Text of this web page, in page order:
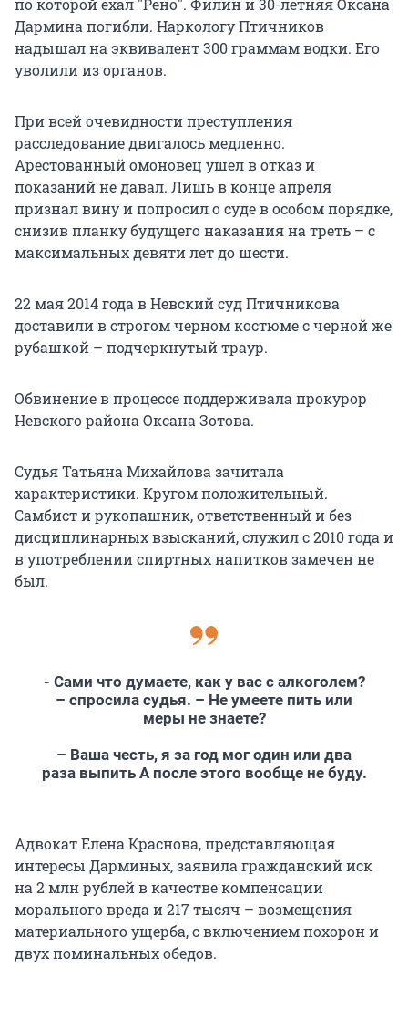
Дармина погибли. Наркологу Птичников
надышал на эквивалент 300 граммам водки. Его
уволили из органов.
При всей очевидности преступления
расследование двигалось медленно.
Арестованный омоновец ушел в отказ и
показаний не давал. Лишь в конце апреля
признал вину и попросил о суде в особом порядке,
снизив планку будущего наказания на треть – с
максимальных девяти лет до шести.
22 мая 2014 года в Невский суд Птичникова
доставили в строгом черном костюме с черной же
рубашкой – подчеркнутый траур.
Обвинение в процессе поддерживала прокурор
Невского района Оксана Зотова.
Судья Татьяна Михайлова зачитала
характеристики. Кругом положительный.
Самбист и рукопашник, ответственный и без
дисциплинарных взысканий, служил с 2010 года и
в употреблении спиртных напитков замечен не
был.
- Сами что думаете, как у вас с алкоголем?
– спросила судья. – Не умеете пить или
меры не знаете?
– Ваша честь, я за год мог один или два
раза выпить А после этого вообще не буду.
Адвокат Елена Краснова, представляющая
интересы Дарминых, заявила гражданский иск
на 2 млн рублей в качестве компенсации
морального вреда и 217 тысяч – возмещения
материального ущерба, с включением похорон и
двух поминальных обедов.